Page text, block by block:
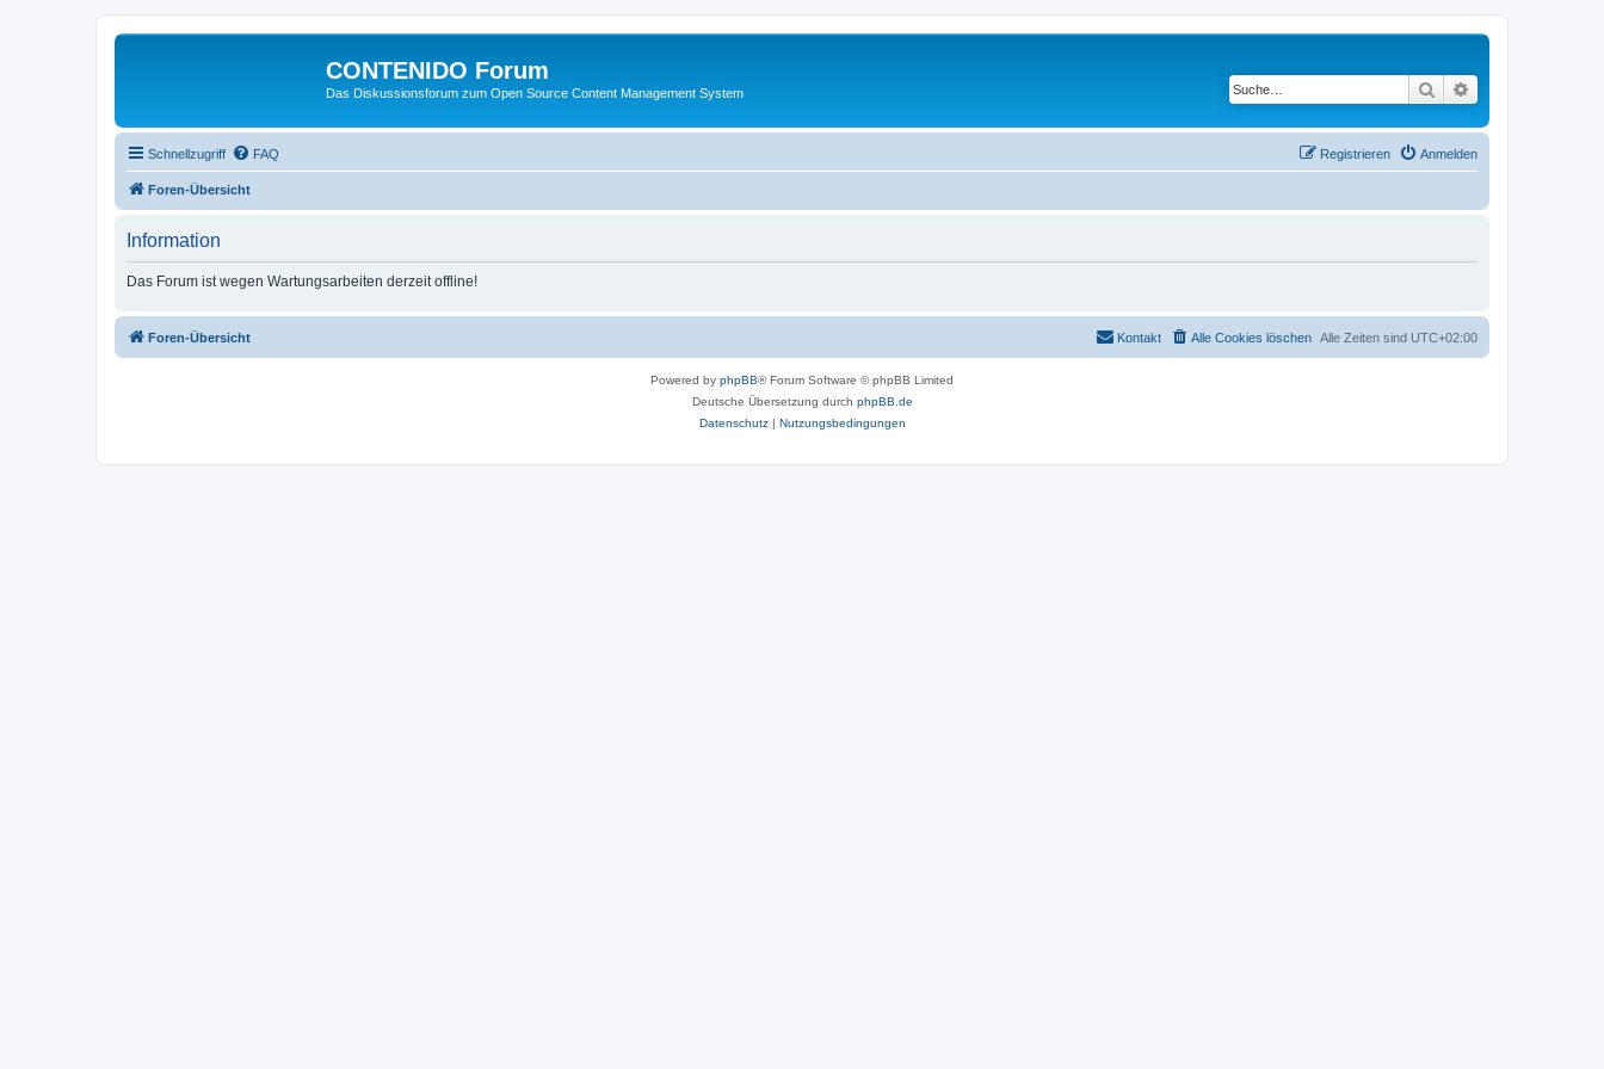
CONTENIDO Forum
Das Diskussionsforum zum Open Source Content Management System Suche
Schnellzugriff FAQ Anmelden
Registrieren
Foren-Übersicht
Information
Das Forum ist wegen Wartungsarbeiten derzeit offline!
Foren-Übersicht Alle Zeiten sind UTC+02:00
Alle Cookies löschen
Kontakt
Powered by phpBB® Forum Software © phpBB Limited
Deutsche Übersetzung durch phpBB.de
Datenschutz| Nutzungsbedingungen